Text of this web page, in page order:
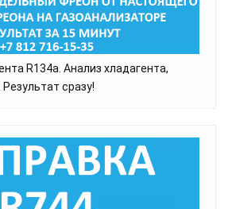
R134a. Анализ хладагента,
сразу!